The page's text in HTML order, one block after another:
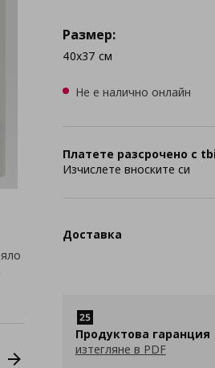
Размер:
40x37 см
Не е налично онлайн
Платете разсрочено с tbi
Изчислете вноските си
Доставка
Продуктова гаранция
изтегляне в PDF